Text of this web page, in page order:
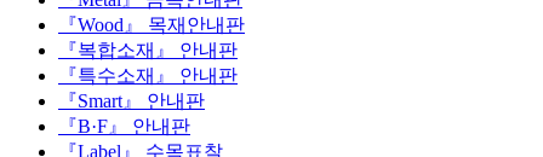
『Wood』 목재안내판
『복합소재』 안내판
『특수소재』 안내판
『Smart』 안내판
『B·F』 안내판
『Label』 수목표찰